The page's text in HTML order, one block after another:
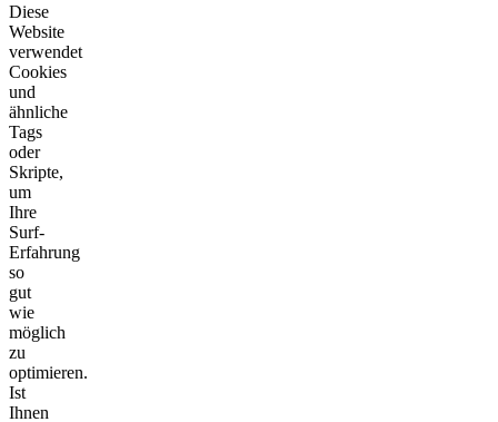
Diese
Website
verwendet
Cookies
und
ähnliche
Tags
oder
Skripte,
um
Ihre
Surf-
Erfahrung
so
gut
wie
möglich
zu
optimieren.
Ist
Ihnen